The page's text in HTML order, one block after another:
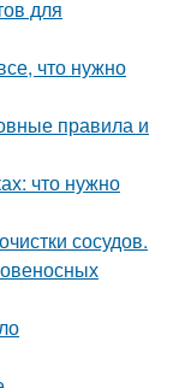
для
что нужно
правила и
что нужно
сосудов.